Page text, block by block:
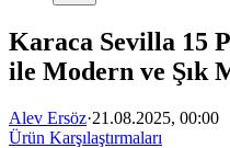
Karaca Sevilla 15
ile Modern ve Şık
Alev Ersöz·21.08.2025, 00:00
Ürün Karşılaştırmaları